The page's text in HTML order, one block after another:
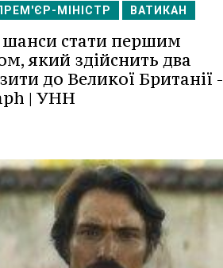
МІНІСТР ВАТИКАН
стати першим
який здійснить два
до Великої Британії -
| УНН